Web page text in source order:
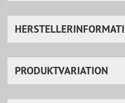
PRODUKTVARIATION